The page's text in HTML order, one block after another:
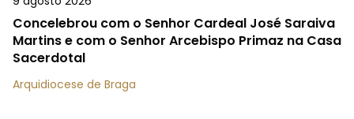
Concelebrou com o Senhor Cardeal José Saraiva
Martins e com o Senhor Arcebispo Primaz na Casa
Sacerdotal
Arquidiocese de Braga